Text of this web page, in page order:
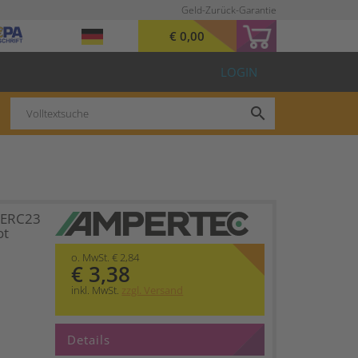
Geld-Zurück-Garantie
€ 0,00
LOGIN
search
o. MwSt. € 2,84
€ 3,38
inkl. MwSt. zzgl. Versand
Details